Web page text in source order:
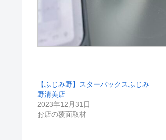
【ふじみ野】スターバックスふじみ
野清美店
2023年12月31日
お店の覆面取材